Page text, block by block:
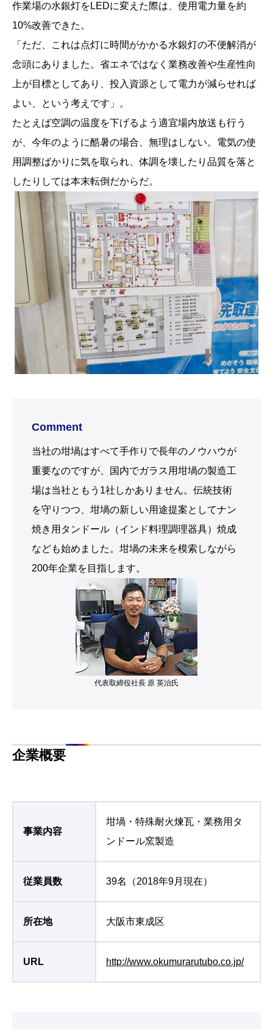
作業場の水銀灯をLEDに変えた際は、使用電力量を約
10%改善できた。
「ただ、これは点灯に時間がかかる水銀灯の不便解消が
念頭にありました。省エネではなく業務改善や生産性向
上が目標としてあり、投入資源として電力が減らせれば
よい、という考えです」。
たとえば空調の温度を下げるよう適宜場内放送も行う
が、今年のように酷暑の場合、無理はしない。電気の使
用調整ばかりに気を取られ、体調を壊したり品質を落と
したりしては本末転倒だからだ。
Comment
当社の坩堝はすべて手作りで長年のノウハウが
重要なのですが、国内でガラス用坩堝の製造工
場は当社ともう1社しかありません。伝統技術
を守りつつ、坩堝の新しい用途提案としてナン
焼き用タンドール（インド料理調理器具）焼成
なども始めました。坩堝の未来を模索しながら
200年企業を目指します。
代表取締役社長 原 英治氏
企業概要
事業内容
坩堝・特殊耐火煉瓦・業務用タ
ンドール窯製造
従業員数 39名（2018年9月現在）
所在地 大阪市東成区
URL http://www.okumurarutubo.co.jp/